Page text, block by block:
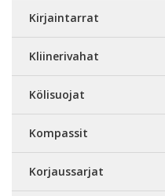
Kirjaintarrat
Kliinerivahat
Kölisuojat
Kompassit
Korjaussarjat